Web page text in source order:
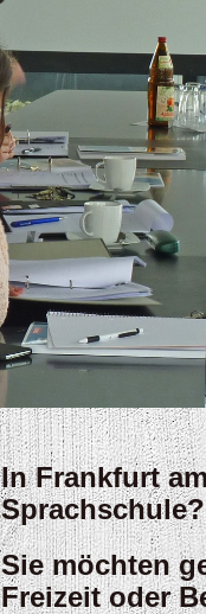
In Frankfurt
Sprachschule?
Sie möchten
Freizeit oder